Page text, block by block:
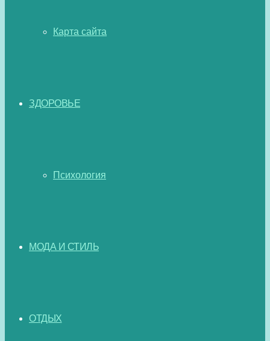
Карта сайта
ЗДОРОВЬЕ
Психология
МОДА И СТИЛЬ
ОТДЫХ